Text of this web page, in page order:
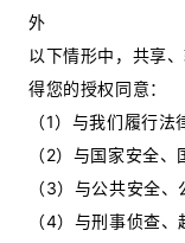
外
以下情形中，共享
得您的授权同意：
（1）与我们履行
（2）与国家安全、
（3）与公共安全
（4）与刑事侦查